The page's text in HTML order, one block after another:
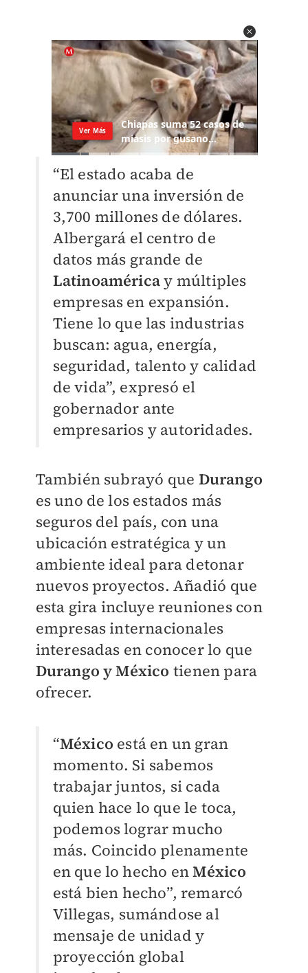
“El estado acaba de
anunciar una inversión de
3,700 millones de dólares.
Albergará el centro de
datos más grande de
Latinoaméricay múltiples
empresas en expansión.
Tiene lo que las industrias
buscan: agua, energía,
seguridad, talento y calidad
de vida”, expresó el
gobernador ante
empresarios y autoridades.
También subrayó que Durango
es uno de los estados más
seguros del país, con una
ubicación estratégica y un
ambiente ideal para detonar
nuevos proyectos. Añadió que
esta gira incluye reuniones con
empresas internacionales
interesadas en conocer lo que
Durango y México tienen para
ofrecer.
“México está en un gran
momento. Si sabemos
trabajar juntos, si cada
quien hace lo que le toca,
podemos lograr mucho
más. Coincido plenamente
en que lo hecho enMéxico
está bien hecho”, remarcó
Villegas, sumándose al
mensaje de unidad y
proyección global